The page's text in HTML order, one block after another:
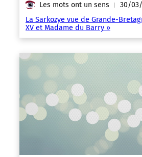
Les mots ont un sens | 30/
La Sarkozye vue de Grande-
XV et Madame du Barry »